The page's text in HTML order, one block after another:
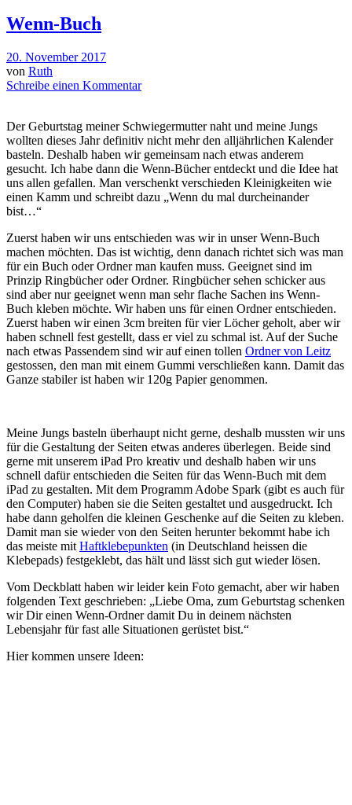
Wenn-Buch
20. November 2017
von Ruth
Schreibe einen Kommentar
Der Geburtstag meiner Schwiegermutter naht und meine Jungs
wollten dieses Jahr definitiv nicht mehr den alljährlichen Kalender
basteln. Deshalb haben wir gemeinsam nach etwas anderem
gesucht. Ich habe dann die Wenn-Bücher entdeckt und die Idee hat
uns allen gefallen. Man verschenkt verschieden Kleinigkeiten wie
einen Kamm und schreibt dazu „Wenn du mal durcheinander
bist…“
Zuerst haben wir uns entschieden was wir in unser Wenn-Buch
machen möchten. Das ist wichtig, denn danach richtet sich was man
für ein Buch oder Ordner man kaufen muss. Geeignet sind im
Prinzip Ringbücher oder Ordner. Ringbücher sehen schicker aus
sind aber nur geeignet wenn man sehr flache Sachen ins Wenn-
Buch kleben möchte. Wir haben uns für einen Ordner entschieden.
Zuerst haben wir einen 3cm breiten für vier Löcher geholt, aber wir
haben schnell fest gestellt, dass er viel zu schmal ist. Auf der Suche
nach etwas Passendem sind wir auf einen tollen Ordner von Leitz
gestossen, den man mit einem Gummi verschließen kann. Damit das
Ganze stabiler ist haben wir 120g Papier genommen.
Meine Jungs basteln überhaupt nicht gerne, deshalb mussten wir uns
für die Gestaltung der Seiten etwas anderes überlegen. Beide sind
gerne mit unserem iPad Pro kreativ und deshalb haben wir uns
schnell dafür entschieden die Seiten für das Wenn-Buch mit dem
iPad zu gestalten. Mit dem Programm Adobe Spark (gibt es auch für
den Computer) haben sie die Seiten gestaltet und ausgedruckt. Ich
habe dann geholfen die kleinen Geschenke auf die Seiten zu kleben.
Damit man sie wieder von den Seiten herunter bekommt habe ich
das meiste mit Haftklebepunkten (in Deutschland heissen die
Klebepads) festgeklebt, das hält und lässt sich gut wieder lösen.
Vom Deckblatt haben wir leider kein Foto gemacht, aber wir haben
folgenden Text geschrieben: „Liebe Oma, zum Geburtstag schenken
wir Dir einen Wenn-Ordner damit Du in deinem nächsten
Lebensjahr für fast alle Situationen gerüstet bist.“
Hier kommen unsere Ideen: